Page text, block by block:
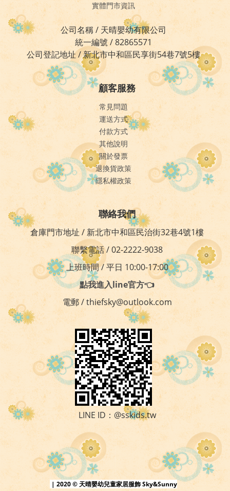
實體門市資訊
公司名稱 / 天晴嬰幼有限公司
統一編號 / 82865571
公司登記地址 / 新北市中和區民享街54巷7號5樓
顧客服務
常見問題
運送方式
付款方式
其他說明
關於發票
退換貨政策
隱私權政策
聯絡我們
倉庫門市地址 / 新北市中和區民治街32巷4號1樓
聯繫電話 / 02-2222-9038
上班時間 / 平日 10:00-17:00
點我進入line官方👈
電郵 / thiefsky@outlook.com
LINE ID：@sskids.tw
| 2020 © 天晴嬰幼兒童家居服飾 Sky&Sunny